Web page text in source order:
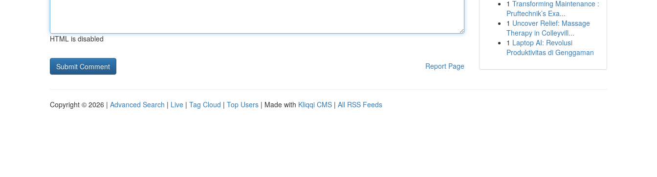
HTML is disabled
Report Page
1 Transforming Maintenance :
Pruftechnik’s Exa...
1 Uncover Relief: Massage
Therapy in Colleyvill...
1 Laptop AI: Revolusi
Produktivitas di Genggaman
Copyright © 2026 | Advanced Search | Live | Tag Cloud | Top Users | Made with Kliqqi CMS | All RSS Feeds